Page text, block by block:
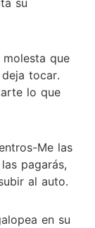
que
tocar.
lo que
Me las
pagarás,
al auto.
en su